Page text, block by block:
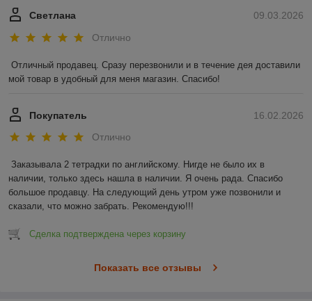
09.03.2026
Светлана
Отлично
Отличный продавец. Сразу перезвонили и в течение дея доставили
мой товар в удобный для меня магазин. Спасибо!
16.02.2026
Покупатель
Отлично
Заказывала 2 тетрадки по английскому. Нигде не было их в
наличии, только здесь нашла в наличии. Я очень рада. Спасибо
большое продавцу. На следующий день утром уже позвонили и
сказали, что можно забрать. Рекомендую!!!
Сделка подтверждена через корзину
Показать все отзывы